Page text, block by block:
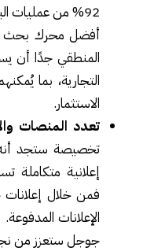
92% من عمليات
أفضل محرك بحث
المنطقي جدًا أن
التجارية، بما
الاستثمار.
تعدد المنصات
تخصيصة ستجد
إعلانية متكاملة
فمن خلال
الإعلانات
جوجل ستعزز من